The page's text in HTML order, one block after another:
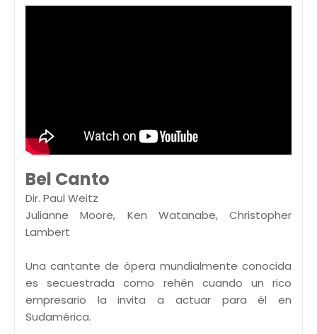
Bel Canto
Dir. Paul Weitz
Julianne Moore, Ken Watanabe, Christopher
Lambert
Una cantante de ópera mundialmente conocida
es secuestrada como rehén cuando un rico
empresario la invita a actuar para él en
Sudamérica.